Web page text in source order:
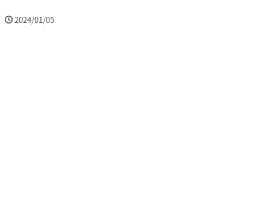
2024/01/05